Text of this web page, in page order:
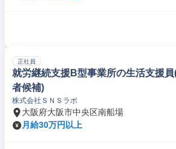
正社員
就労継続支援B型事業所の生活支援
者候補)
株式会社ＳＮＳラボ
大阪府大阪市中央区南船場
月給30万円以上